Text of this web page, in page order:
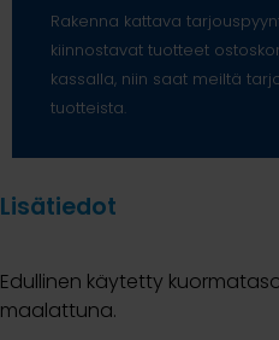
Rakenna kattava
kiinnostavat tuotteet
kassalla, niin saat meiltä
tuotteista.
Lisätiedot
Edullinen käytetty
maalattuna.